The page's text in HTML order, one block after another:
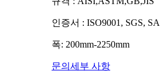
인증서 : ISO9001, SGS,
폭: 200mm-2250mm
문의 세부 사항